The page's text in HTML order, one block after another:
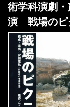
術学科演劇
演 戦場のピ